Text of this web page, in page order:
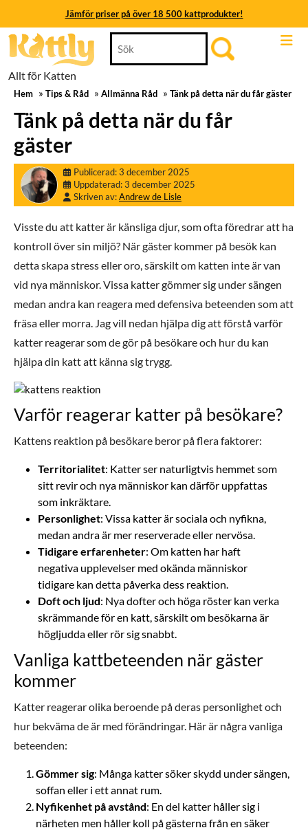
Jämför priser på över 18 500 kattprodukter!
Jämför priser på över 18 500 kattprodukter!
Jämför priser på över 18 500 kattprodukter!
Jämför priser på över 18 500 kattprodukter!
Jämför priser på över 18 500 kattprodukter!
Jämför priser på över 18 500 kattprodukter!
Skip
Allt för Katten
for:
Hem » Tips & Råd » Allmänna Råd » Tänk på detta när du får gäster
Tänk på detta när du får
gäster
Publicerad: 3 december 2025
december
Uppdaterad: 3 december 2025
2025
Skriven av: Andrew de LisleAndrew
de
Visste du att katter är känsliga djur, som ofta föredrar att ha
kontroll över sin miljö? När gäster kommer på besök kan
detta skapa stress eller oro, särskilt om katten inte är van
vid nya människor. Vissa katter gömmer sig under sängen
medan andra kan reagera med defensiva beteenden som att
fräsa eller morra. Jag vill nedan hjälpa dig att förstå varför
katter reagerar som de gör på besökare och hur du kan
hjälpa din katt att känna sig trygg.
Varför reagerar katter på besökare?
Kattens reaktion på besökare beror på flera faktorer:
Territorialitet: Katter ser naturligtvis hemmet som
sitt revir och nya människor kan därför uppfattas
som inkräktare.
Personlighet: Vissa katter är sociala och nyfikna,
medan andra är mer reserverade eller nervösa.
Tidigare erfarenheter: Om katten har haft
negativa upplevelser med okända människor
tidigare kan detta påverka dess reaktion.
Doft och ljud: Nya dofter och höga röster kan verka
skrämmande för en katt, särskilt om besökarna är
högljudda eller rör sig snabbt.
Vanliga kattbeteenden när gäster
kommer
Katter reagerar olika beroende på deras personlighet och
hur bekväma de är med förändringar. Här är några vanliga
beteenden:
Gömmer sig: Många katter söker skydd under sängen,
soffan eller i ett annat rum.
Nyfikenhet på avstånd: En del katter håller sig i
närheten men håller koll på gästerna från en säker